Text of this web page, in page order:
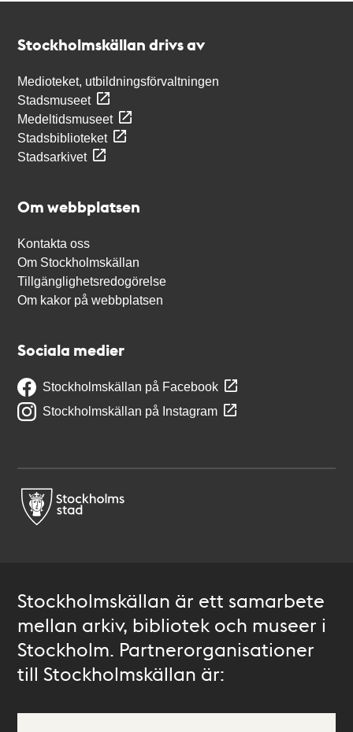
Stockholmskällan drivs av
Medioteket, utbildningsförvaltningen
Stadsmuseet
Medeltidsmuseet
Stadsbiblioteket
Stadsarkivet
Om webbplatsen
Kontakta oss
Om Stockholmskällan
Tillgänglighetsredogörelse
Om kakor på webbplatsen
Sociala medier
Stockholmskällan på Facebook
Stockholmskällan på Instagram
Stockholmskällan är ett samarbete
mellan arkiv, bibliotek och museer i
Stockholm. Partnerorganisationer
till Stockholmskällan är: